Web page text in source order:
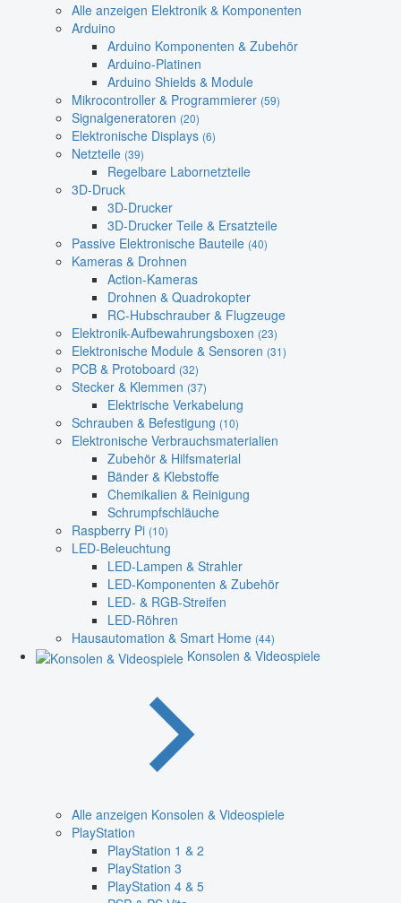
Alle anzeigen Elektronik & Komponenten
Arduino
Arduino Komponenten & Zubehör
Arduino-Platinen
Arduino Shields & Module
Mikrocontroller & Programmierer (59)
Signalgeneratoren (20)
Elektronische Displays (6)
Netzteile (39)
Regelbare Labornetzteile
3D-Druck
3D-Drucker
3D-Drucker Teile & Ersatzteile
Passive Elektronische Bauteile (40)
Kameras & Drohnen
Action-Kameras
Drohnen & Quadrokopter
RC-Hubschrauber & Flugzeuge
Elektronik-Aufbewahrungsboxen (23)
Elektronische Module & Sensoren (31)
PCB & Protoboard (32)
Stecker & Klemmen (37)
Elektrische Verkabelung
Schrauben & Befestigung (10)
Elektronische Verbrauchsmaterialien
Zubehör & Hilfsmaterial
Bänder & Klebstoffe
Chemikalien & Reinigung
Schrumpfschläuche
Raspberry Pi (10)
LED-Beleuchtung
LED-Lampen & Strahler
LED-Komponenten & Zubehör
LED- & RGB-Streifen
LED-Röhren
Hausautomation & Smart Home (44)
Konsolen & Videospiele
Alle anzeigen Konsolen & Videospiele
PlayStation
PlayStation 1 & 2
PlayStation 3
PlayStation 4 & 5